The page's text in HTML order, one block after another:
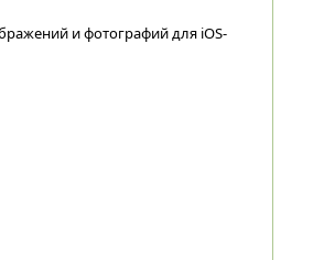
и фотографий для iOS-